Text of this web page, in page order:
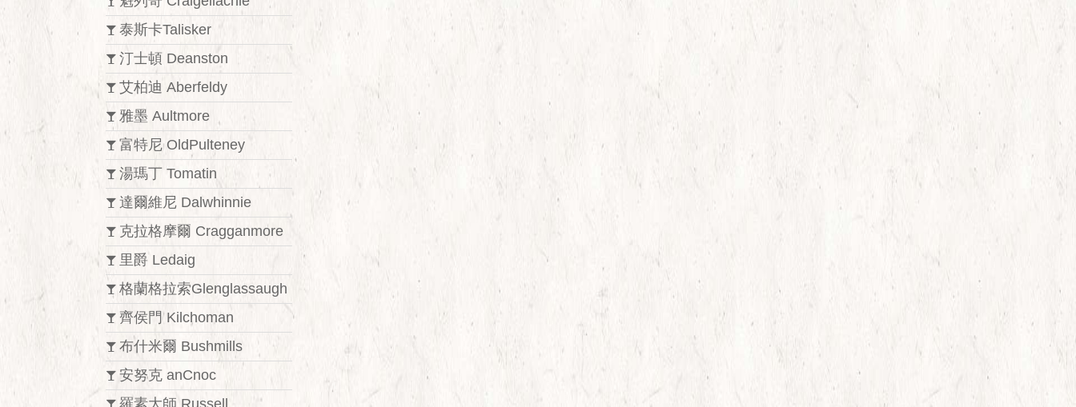
泰斯卡Talisker
汀士頓 Deanston
艾柏迪 Aberfeldy
雅墨 Aultmore
富特尼 OldPulteney
湯瑪丁 Tomatin
達爾維尼 Dalwhinnie
克拉格摩爾 Cragganmore
里爵 Ledaig
格蘭格拉索Glenglassaugh
齊侯門 Kilchoman
布什米爾 Bushmills
安努克 anCnoc
羅素大師 Russell